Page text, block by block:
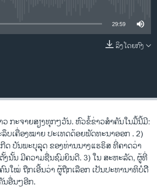
ຽງ
29:59
ລິງໂດຍກົງ
ວ ກະຈາຍສຽງທຸກໆວັນ. ຫົວຂໍ້ຂ່າວສໍາຄັນໃນມື້ນີ້ມີ:
ບເຄື່ອງໝາຍ ປະເທດດ້ອຍພັດທະນາອອກ . 2)
ດ ບັນພະບຸລຸຸດ ຂອງທ່ານນາງແຮຣິສ ທີ່ຄາດວ່າ
ງນັ້ນ ມີຄວາມຊື່ນຊົມຍິນດີ. 3) ໃນ ສະຫະລັດ, ຜູ້ທີ່
ນໃໝ່ ຖືກເອີ້ນວ່າ ຜູ້ຖືກເລືອກ ເປັນປະທານາທິບໍດີີ
ນອື່ນໆອີກ.